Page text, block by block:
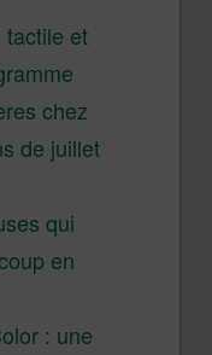
tactile et
chez
de juillet
qui
en
: une